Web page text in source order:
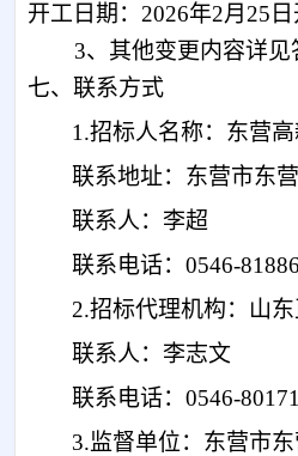
开工日期：2026年2月25
3、其他变更内容详见
七、联系方式
1.招标人名称：东营
联系地址：东营市东
联系人：李超
联系电话： 0546-
2.招标代理机构：山
联系人：李志文
联系电话： 0546-
3.监督单位：东营市